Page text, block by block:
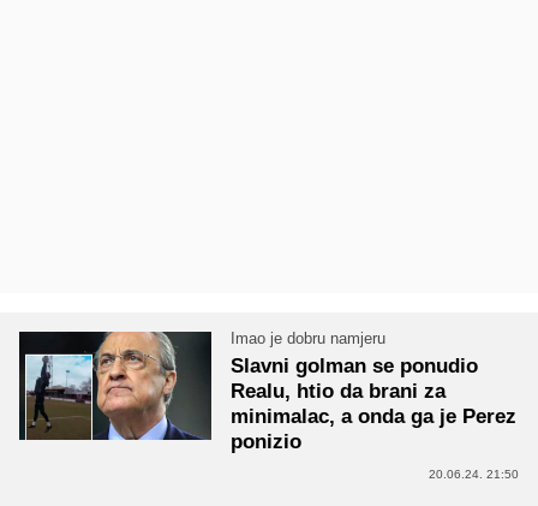
Imao je dobru namjeru
Slavni golman se ponudio
Realu, htio da brani za
minimalac, a onda ga je Perez
ponizio
20.06.24. 21:50